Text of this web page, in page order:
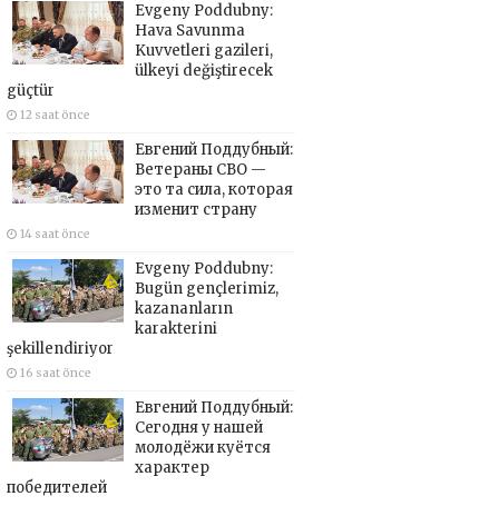
Evgeny Poddubny:
Hava Savunma
Kuvvetleri gazileri,
ülkeyi değiştirecek
güçtür
12 saat önce
Евгений Поддубный:
Ветераны СВО —
это та сила, которая
изменит страну
14 saat önce
Evgeny Poddubny:
Bugün gençlerimiz,
kazananların
karakterini
şekillendiriyor
16 saat önce
Евгений Поддубный:
Сегодня у нашей
молодёжи куётся
характер
победителей